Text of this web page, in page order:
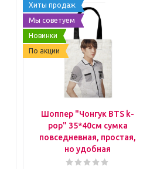
Хиты продаж
Мы советуем
Новинки
По акции
Шоппер "Чонгук BTS k-
pop" 35*40см сумка
повседневная, простая,
но удобная